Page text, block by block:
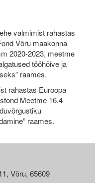
valmimist rahastas
Võru maakonna
2020-2023, meetme
tööhõive ja
raames.
rahastas Euroopa
Meetme 16.4
raames.
Võru, 65609